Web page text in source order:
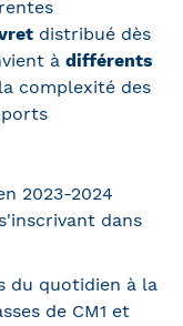
distribué dès
à différents
complexité des
2023-2024
dans
du quotidien à la
de CM1 et